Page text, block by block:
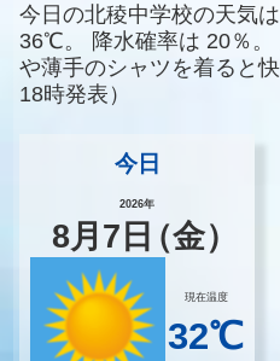
今日の北稜中学校の天気は
36℃。
降水確率は 20％。
や薄手のシャツを着ると
18時発表）
今日
2026年
8月 7 日（金）
現在温度
32℃